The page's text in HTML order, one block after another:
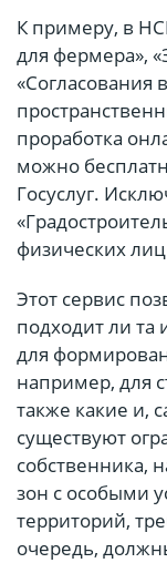
К примеру, в
для фермера»,
«Согласования
проработка
можно
Госуслуг.
физических
Этот сервис
подходит ли та
для
например, для
также какие и,
существуют
собственника,
зон с особыми
территорий,
очередь,